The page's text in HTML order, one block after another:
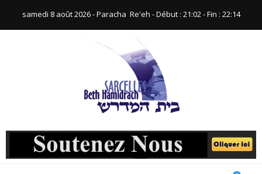
samedi 8 août 2026 - Paracha ‪ Re'eh‬ - Début : 21:02‬ - Fin : ‪22:14‬